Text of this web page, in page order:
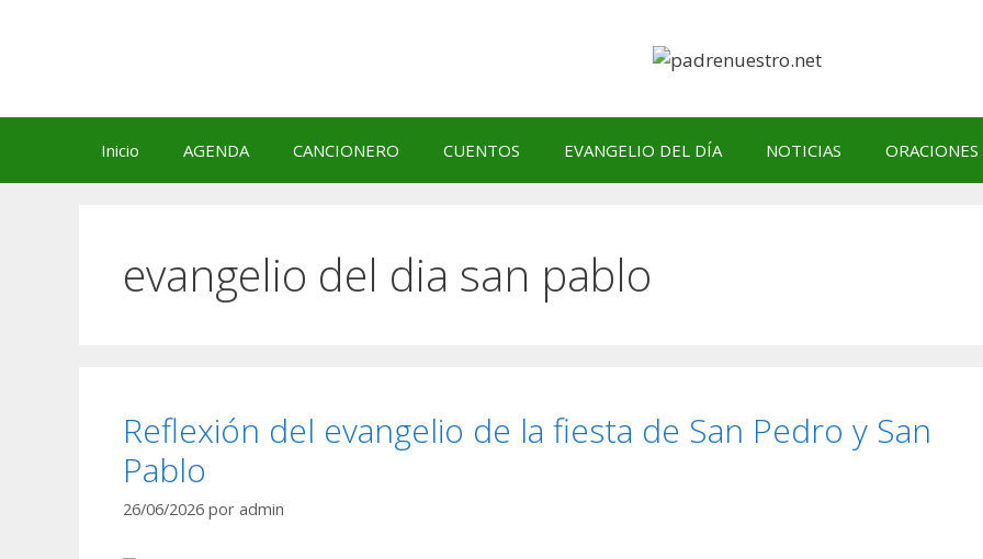
Inicio AGENDA CANCIONERO CUENTOS EVANGELIO DEL DÍA NOTICIAS ORACIONES
evangelio del dia san pablo
Reflexión del evangelio de la fiesta de San Pedro y San
Pablo
26/06/2026 por admin